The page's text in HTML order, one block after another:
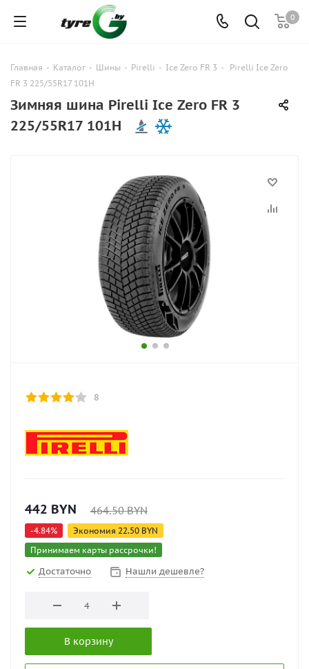
0
Главная - Каталог - Шины - Pirelli - Ice Zero FR 3 -
Pirelli Ice Zero
FR 3 225/55R17 101H
Зимняя шина Pirelli Ice Zero FR 3
225/55R17 101H
8
442 BYN 464.50BYN
-4.84% Экономия 22.50 BYN
Принимаем карты рассрочки!
Достаточно Нашли дешевле?
В корзину